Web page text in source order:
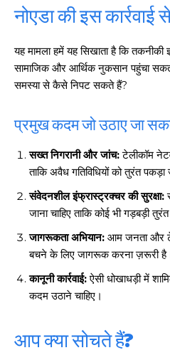
नोएडा की इस
यह मामला हमें यह सिखाता है कि
सामाजिक और आर्थिक नुकसान पहुंचा
समस्या से कैसे निपट सकते हैं?
प्रमुख कदम जो उठाए जा
सख्त निगरानी और जांच:टेलीकॉम
ताकि अवैध गतिविधियों को तुरंत
संवेदनशील इंफ्रास्ट्रक्चर की सुरक्षा:
जाना चाहिए ताकि कोई भी गड़बड़ी
जागरूकता अभियान: आम जनता और
बचने के लिए जागरूक करना ज़रूरी
कानूनी कार्रवाई:ऐसी धोखाधड़ी में
कदम उठाने चाहिए।
आप क्या सोचते हैं?